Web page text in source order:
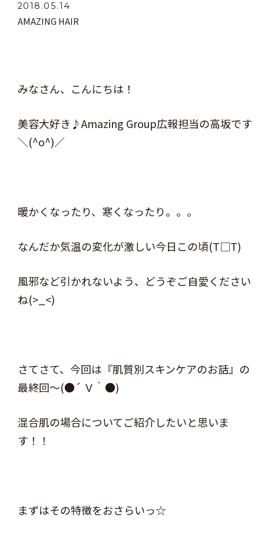
2018.05.14
AMAZING HAIR
みなさん、こんにちは！
美容大好き♪Amazing Group広報担当の高坂です
＼(^o^)／
暖かくなったり、寒くなったり。。。
なんだか気温の変化が激しい今日この頃(T□T)
風邪など引かれないよう、どうぞご自愛ください
ね(>_<)
さてさて、今回は『肌質別スキンケアのお話』の
最終回～(●´ Ｖ｀●)
混合肌の場合についてご紹介したいと思いま
す！！
まずはその特徴をおさらいっ☆